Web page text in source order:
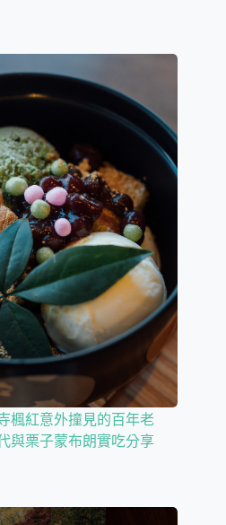
楓紅意外撞見的百年老
與栗子蒙布朗實吃分享